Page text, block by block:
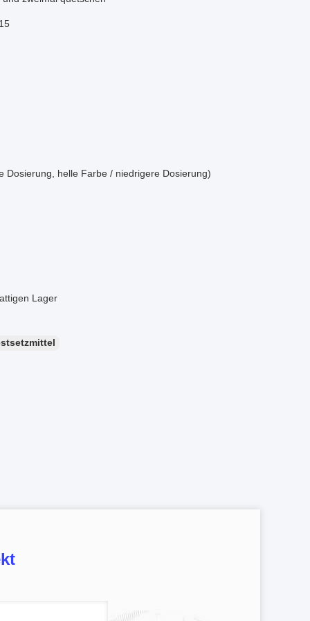
Dosierung, helle Farbe / niedrigere Dosierung)
Lager